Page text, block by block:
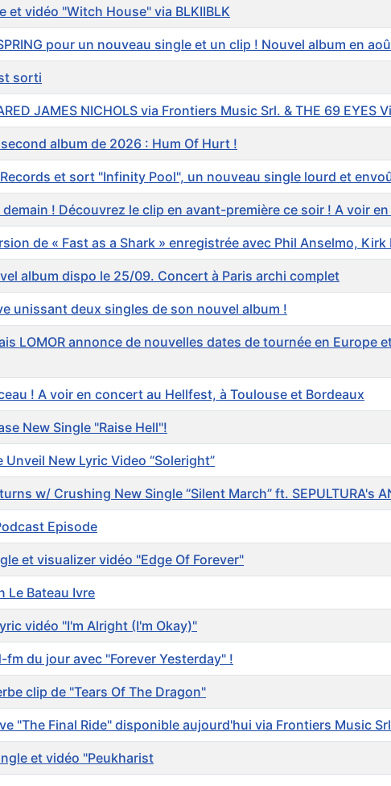
et vidéo "Witch House" via BLKIIBLK
pour un nouveau single et un clip ! Nouvel album en
sorti
JAMES NICHOLS via Frontiers Music Srl. & THE 69 EYES
album de 2026 : Hum Of Hurt !
et sort "Infinity Pool", un nouveau single lourd et
! Découvrez le clip en avant-première ce soir ! A voir
de « Fast as a Shark » enregistrée avec Phil Anselmo,
album dispo le 25/09. Concert à Paris archi complet
unissant deux singles de son nouvel album !
LOMOR annonce de nouvelles dates de tournée en Europe
! A voir en concert au Hellfest, à Toulouse et Bordeaux
New Single "Raise Hell"!
New Lyric Video “Soleright”
w/ Crushing New Single “Silent March” ft. SEPULTURA's
Episode
et visualizer vidéo "Edge Of Forever"
Le Bateau Ivre
vidéo "I'm Alright (I'm Okay)"
du jour avec "Forever Yesterday" !
clip de "Tears Of The Dragon"
"The Final Ride" disponible aujourd'hui via Frontiers Music
et vidéo "Peukharist